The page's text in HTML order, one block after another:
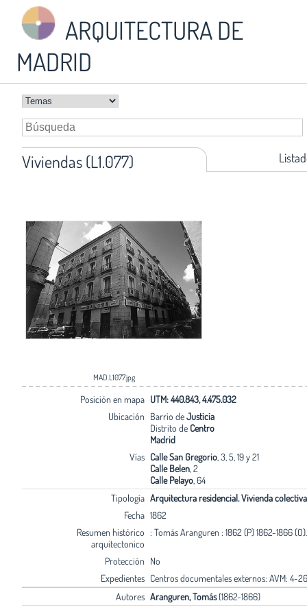
ARQUITECTURA DE
MADRID
Viviendas (L1.077)
MAD.L1077.jpg
Posición en mapa UTM: 440.843, 4.475.032
Ubicación Barrio deJusticia
Distrito de Centro
Madrid
Vías Calle San Gregorio, 3, 5, 19 y 21
Calle Belen, 2
Calle Pelayo, 64
Tipología Arquitectura residencial. Vivienda colectiva
Fecha 1862
Resumen histórico
arquitectonico
: Tomás Aranguren : 1862 (P) 1862-1866 (O).
Protección No
Expedientes Centros documentales externos: AVM: 4-
Autores Aranguren, Tomás(1862-1866)